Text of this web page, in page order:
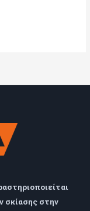
σκίασης στην